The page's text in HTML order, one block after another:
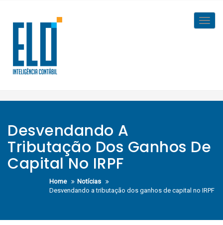
content
Desvendando A
Tributação Dos Ganhos De
Capital No IRPF
Home
Notícias
Desvendando a tributação dos ganhos de capital no IRPF